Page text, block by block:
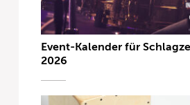
Event-Kalender für
2026